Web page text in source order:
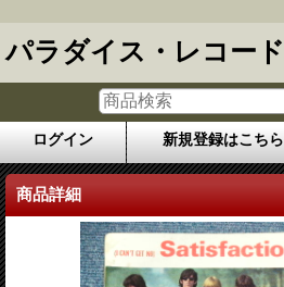
パラダイス・レコード
ログイン 新規登録はこちら
商品詳細